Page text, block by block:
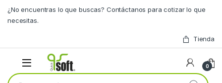
¿No encuentras lo que buscas? Contáctanos para cotizar lo que
necesitas.
Tienda
0
Buscar por: